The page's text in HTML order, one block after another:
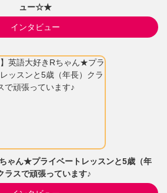
ュー☆★
インタビュー
ゃん★プライベートレッスンと5歳（年
ラスで頑張っています♪